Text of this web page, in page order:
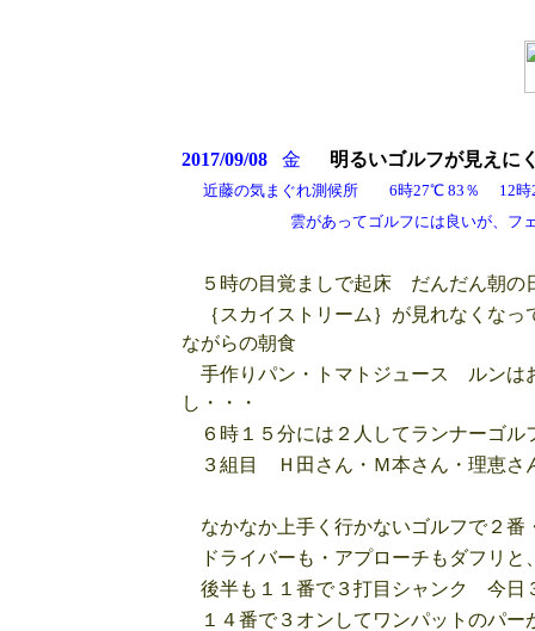
2017/09/08金 明るいゴルフが見えに
近藤の気まぐれ測候所 6時27℃ 83％ 12
雲があってゴルフには良いが、フェアウ
５時の目覚ましで起床 だんだん朝の
｛スカイストリーム｝が見れなくな
ながらの朝食
手作りパン・トマトジュース ルンは
し・・・
６時１５分には２人してランナーゴ
３組目 Ｈ田さん・Ｍ本さん・理恵さ
なかなか上手く行かないゴルフで２
ドライバーも・アプローチもダフリと
後半も１１番で３打目シャンク 今日
１４番で３オンしてワンパットのパー